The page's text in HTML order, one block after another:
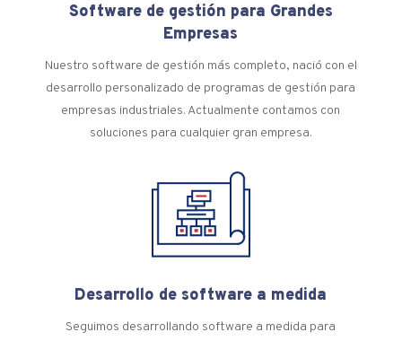
Software de gestión para Grandes
Empresas
Nuestro software de gestión más completo, nació con el
desarrollo personalizado de programas de gestión para
empresas industriales. Actualmente contamos con
soluciones para cualquier gran empresa.
Desarrollo de software a medida
Seguimos desarrollando software a medida para